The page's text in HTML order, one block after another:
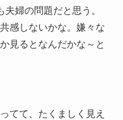
婦の問題だと思う。
感しないかな。嫌々な
見るとなんだかな～と
てて、たくましく見え